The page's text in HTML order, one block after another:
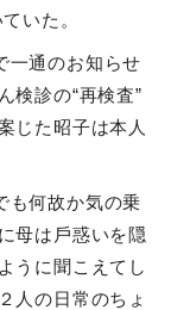
いた。
⼀通のお知らせ
検診の“再検査”
じた昭⼦は本⼈
も何故か気の乗
⺟は⼾惑いを隠
うに聞こえてし
⼈の⽇常のちょ